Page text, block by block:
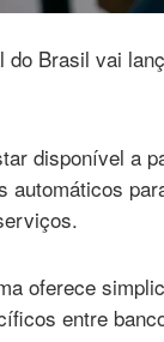
do Brasil vai
disponível a
automáticos
oferece
entre